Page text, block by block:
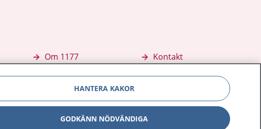
Om 1177
E-tjänster
Aktuellt
Kontakt
Press
Digital tillgänglighet
HANTERA KAKOR
GODKÄNN NÖDVÄNDIGA